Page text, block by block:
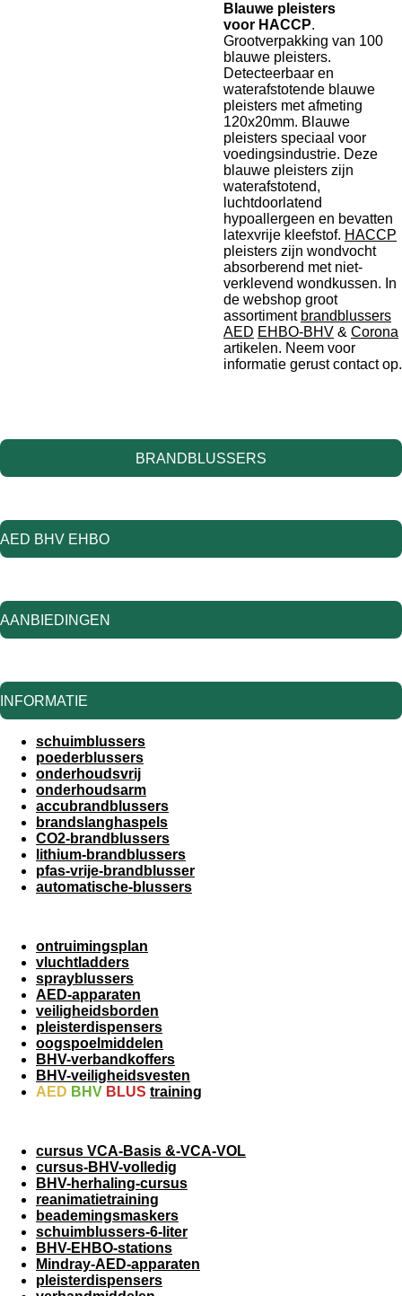
Blauwe pleisters
voor HACCP.
Grootverpakking van 100
blauwe pleisters.
Detecteerbaar en
waterafstotende blauwe
pleisters met afmeting
120x20mm. Blauwe
pleisters speciaal voor
voedingsindustrie. Deze
blauwe pleisters zijn
waterafstotend,
luchtdoorlatend
hypoallergeen en bevatten
latexvrije kleefstof. HACCP
pleisters zijn wondvocht
absorberend met niet-
verklevend wondkussen. In
de webshop groot
assortiment brandblussers
AED EHBO-BHV & Corona
artikelen. Neem voor
informatie gerust contact op.
BRANDBLUSSERS
AED BHV EHBO
AANBIEDINGEN
INFORMATIE
schuimblussers
poederblussers
onderhoudsvrij
onderhoudsarm
accubrandblussers
brandslanghaspels
CO2-brandblussers
lithium-brandblussers
pfas-vrije-brandblusser
automatische-blussers
ontruimingsplan
vluchtladders
sprayblussers
AED-apparaten
veiligheidsborden
pleisterdispensers
oogspoelmiddelen
BHV-verbandkoffers
BHV-veiligheidsvesten
AED BHV BLUS training
cursus VCA-Basis &-VCA-VOL
cursus-BHV-volledig
BHV-herhaling-cursus
reanimatietraining
beademingsmaskers
schuimblussers-6-liter
BHV-EHBO-stations
Mindray-AED-apparaten
pleisterdispensers